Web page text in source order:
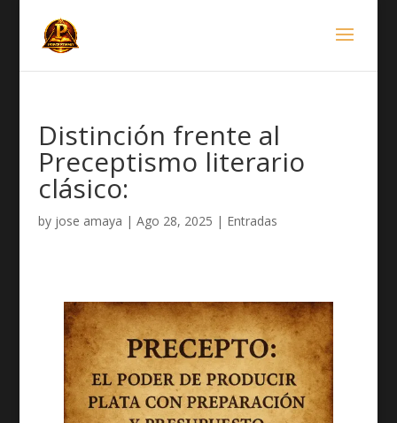
Distinción frente al
Preceptismo literario
clásico:
by jose amaya | Ago 28, 2025 | Entradas